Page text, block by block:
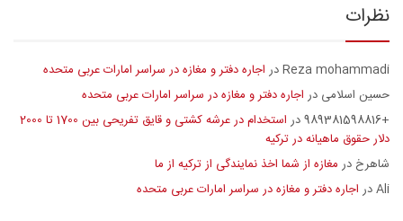
نظرات
Reza mohammadiدر اجاره دفتر و مغازه در سراسر امارات عربی متحده
حسین اسلامی در اجاره دفتر و مغازه در سراسر امارات عربی متحده
+989381598816
در
استخدام در عرشه کشتی و قایق تفریحی بین 1700 تا 2000
دلار حقوق ماهیانه در ترکیه
شاهرخ در مغازه از شما اخذ نمایندگی از ترکیه از ما
Aliدر اجاره دفتر و مغازه در سراسر امارات عربی متحده